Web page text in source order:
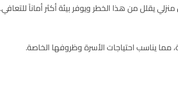
منزلي يقلل من هذا الخطر ويوفر بيئة أكثر أماناً للتعافي.
مما يناسب احتياجات الأسرة وظروفها الخاصة.